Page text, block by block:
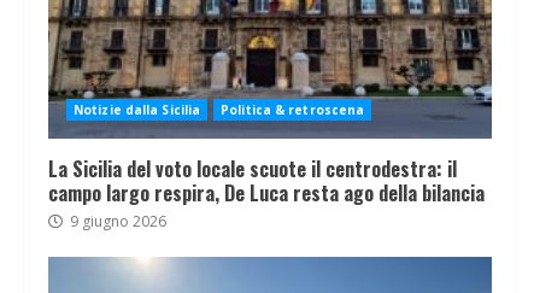
Notizie dalla Sicilia Politica & retroscena
La Sicilia del voto locale scuote il centrodestra: il
campo largo respira, De Luca resta ago della bilancia
9 giugno 2026